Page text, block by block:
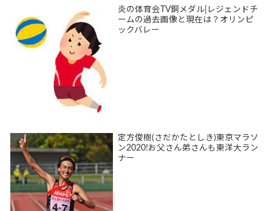
炎の体育会TV銅メダル|レジェンドチ
ームの過去画像と現在は？オリンピ
ックバレー
定方俊樹(さだかたとしき)東京マラソ
ン2020!お父さん弟さんも東洋大ラン
ナー